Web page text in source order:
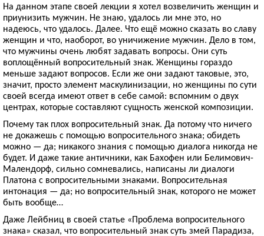
На данном этапе своей лекции я хотел возвеличить женщин и
приунизить мужчин. Не знаю, удалось ли мне это, но
надеюсь, что удалось. Далее. Что ещё можно сказать во славу
женщин и что, наоборот, во уничижение мужчин. Дело в том,
что мужчины очень любят задавать вопросы. Они суть
воплощённый вопросительный знак. Женщины гораздо
меньше задают вопросов. Если же они задают таковые, это,
значит, просто элемент маскулинизации, но женщины по сути
своей всегда имеют ответ в себе самой: вспомним о двух
центрах, которые составляют сущность женской композиции.
Почему так плох вопросительный знак. Да потому что ничего
не докажешь с помощью вопросительного знака; обидеть
можно — да; никакого знания с помощью диалога никогда не
будет. И даже такие античники, как Бахофен или Белимович-
Малендорф, сильно сомневались, написаны ли диалоги
Платона с вопросительными знаками. Вопросительная
интонация — да; но вопросительный знак, которого не может
быть вообще…
Даже Лейбниц в своей статье «Проблема вопросительного
знака» сказал, что вопросительный знак суть змей Парадиза,